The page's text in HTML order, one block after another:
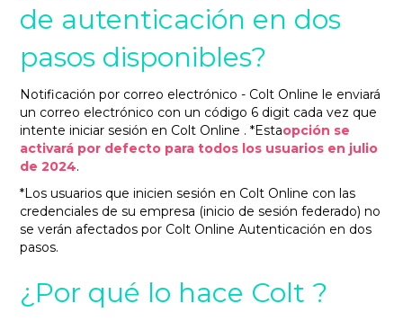
de autenticación en dos
pasos disponibles?
Notificación por correo electrónico - Colt Online le enviará
un correo electrónico con un código 6 digit cada vez que
intente iniciar sesión en Colt Online . *Estaopción se
activará por defecto para todos los usuarios en julio
de 2024.
*Los usuarios que inicien sesión en Colt Online con las
credenciales de su empresa (inicio de sesión federado) no
se verán afectados por Colt Online Autenticación en dos
pasos.
¿Por qué lo hace Colt ?